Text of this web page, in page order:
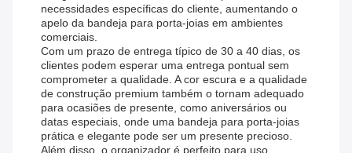
necessidades específicas do cliente, aumentando o
apelo da bandeja para porta-joias em ambientes
comerciais.
Com um prazo de entrega típico de 30 a 40 dias, os
clientes podem esperar uma entrega pontual sem
comprometer a qualidade. A cor escura e a qualidade
de construção premium também o tornam adequado
para ocasiões de presente, como aniversários ou
datas especiais, onde uma bandeja para porta-joias
prática e elegante pode ser um presente precioso.
Além disso, o organizador é perfeito para uso